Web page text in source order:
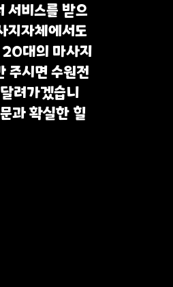
서비스를 받으
지자체에서도
20대의 마사지
주시면 수원전
려가겠습니
과 확실한 힐